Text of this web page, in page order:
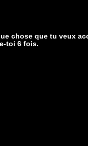
chose que tu veux
toi 6 fois.